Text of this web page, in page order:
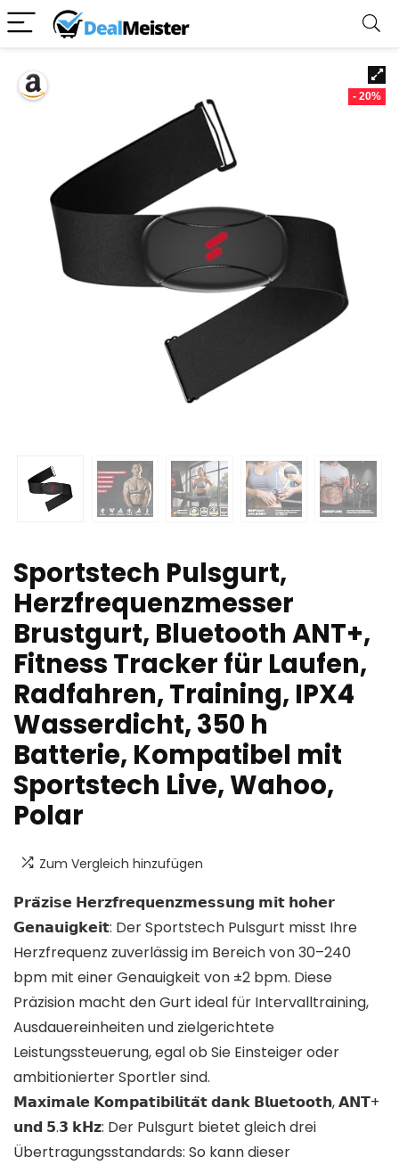
- 20%
Sportstech Pulsgurt,
Herzfrequenzmesser
Brustgurt, Bluetooth ANT+,
Fitness Tracker für Laufen,
Radfahren, Training, IPX4
Wasserdicht, 350 h
Batterie, Kompatibel mit
Sportstech Live, Wahoo,
Polar
Zum Vergleich hinzufügen
𝗣𝗿𝗮̈𝘇𝗶𝘀𝗲 𝗛𝗲𝗿𝘇𝗳𝗿𝗲𝗾𝘂𝗲𝗻𝘇𝗺𝗲𝘀𝘀𝘂𝗻𝗴 𝗺𝗶𝘁 𝗵𝗼𝗵𝗲𝗿
𝗚𝗲𝗻𝗮𝘂𝗶𝗴𝗸𝗲𝗶𝘁: Der Sportstech Pulsgurt misst Ihre
Herzfrequenz zuverlässig im Bereich von 30–240
bpm mit einer Genauigkeit von ±2 bpm. Diese
Präzision macht den Gurt ideal für Intervalltraining,
Ausdauereinheiten und zielgerichtete
Leistungssteuerung, egal ob Sie Einsteiger oder
ambitionierter Sportler sind.
𝗠𝗮𝘅𝗶𝗺𝗮𝗹𝗲 𝗞𝗼𝗺𝗽𝗮𝘁𝗶𝗯𝗶𝗹𝗶𝘁𝗮̈𝘁 𝗱𝗮𝗻𝗸 𝗕𝗹𝘂𝗲𝘁𝗼𝗼𝘁𝗵, 𝗔𝗡𝗧+
𝘂𝗻𝗱 𝟱.𝟯 𝗸𝗛𝘇: Der Pulsgurt bietet gleich drei
Übertragungsstandards: So kann dieser